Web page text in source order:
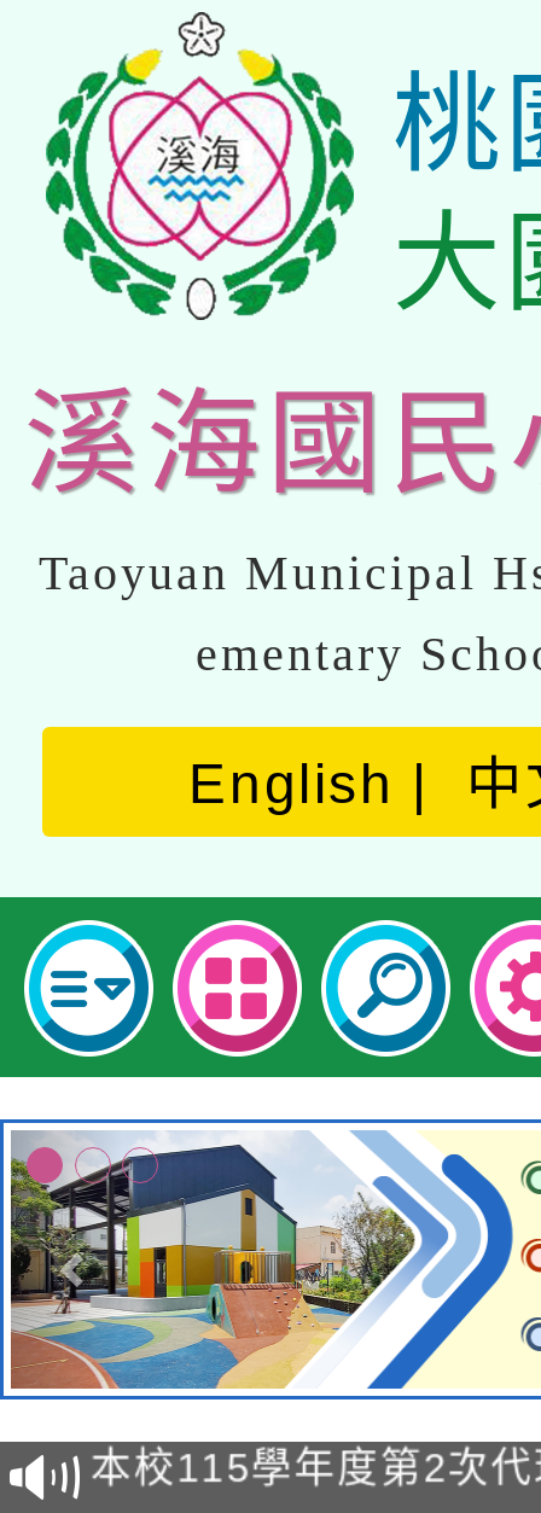
桃
大
溪海國民
Taoyuan Municipal
ementary
English 中
本校115學年度第1次
第3次招考甄選結果公
本校115學年度第2次